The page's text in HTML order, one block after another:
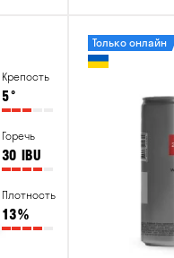
Крепость
5°
Горечь
30 IBU
Плотность
13%
Только онлайн